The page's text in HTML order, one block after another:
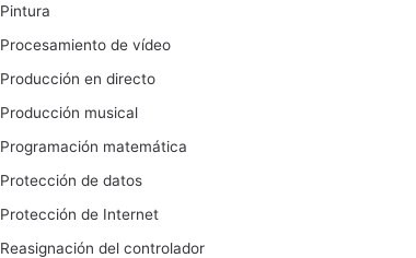
Pintura
Procesamiento de vídeo
Producción en directo
Producción musical
Programación matemática
Protección de datos
Protección de Internet
Reasignación del controlador